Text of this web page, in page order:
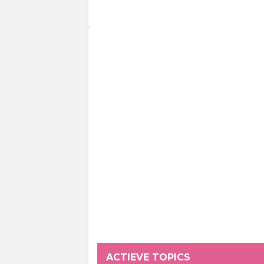
ACTIEVE TOPICS